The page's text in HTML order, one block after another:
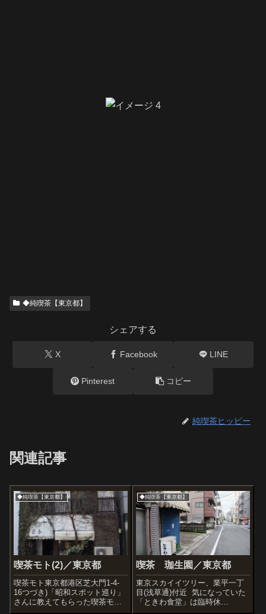
◆純喫茶【東京都】
シェアする
X Facebook LINE
Pinterest コピー
純喫茶ヒッピー
関連記事
◆純喫茶【東京都】
喫茶モト(2)／東京都
喫茶モト東京都港区芝大門1-4-
16つづき)「昭和スポット巡り」
さんに教えてもらった喫茶モ
ト。あいにく休みだったけど、
◆純喫茶【東京都】
喫茶 珈生園／東京都
東京スカイイツリー、業平一丁
目(浅草通)付近 気になっていた
「ときわ食堂」は臨時休
業・・・。東京都墨田区業平２